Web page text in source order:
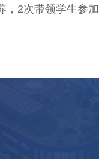
2次带领学生参